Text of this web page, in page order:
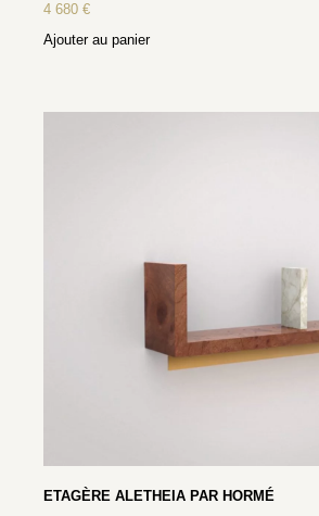
4 680€
Ajouter au panier
ETAGÈRE ALETHEIA PAR HORMÉ